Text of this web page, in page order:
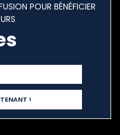
POUR BÉNÉFICIER